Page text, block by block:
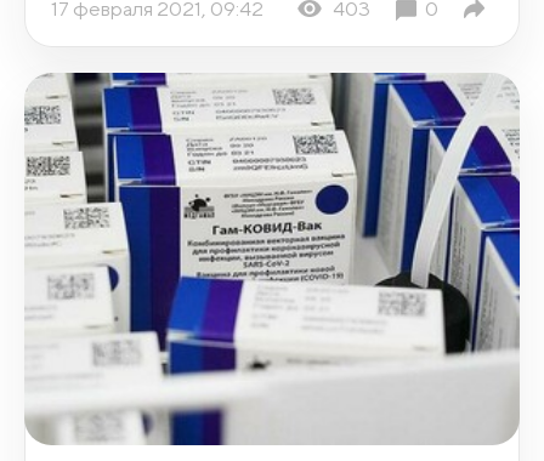
17 февраля 2021, 09:42 403 0